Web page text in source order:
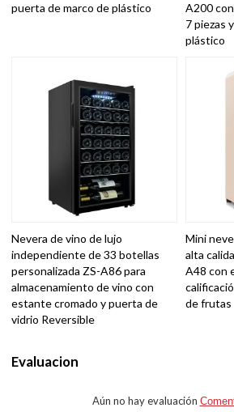
puerta de marco de plástico
A200
7 piezas
plástico
Nevera de vino de lujo
independiente de 33 botellas
personalizada ZS-A86 para
almacenamiento de vino con
estante cromado y puerta de
vidrio Reversible
Mini
alta
A48 con
de frutas
Evaluacion
Aún no hay evaluación